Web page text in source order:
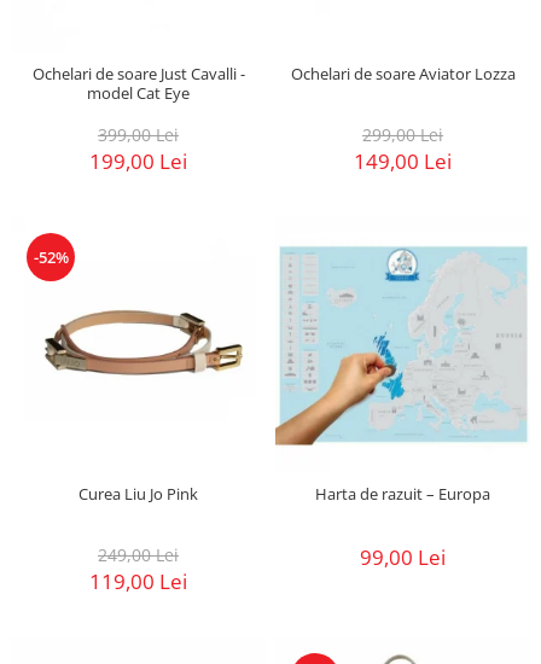
Ochelari de soare Just Cavalli -
model Cat Eye
399,00 Lei
199,00 Lei
Ochelari de soare Aviator Lozza
299,00 Lei
149,00 Lei
-52%
Curea Liu Jo Pink
249,00 Lei
119,00 Lei
Harta de razuit – Europa
99,00 Lei